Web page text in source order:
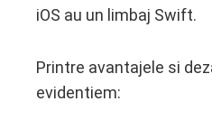
iOS au un limbaj Swift.
Printre avantajele si
evidentiem: